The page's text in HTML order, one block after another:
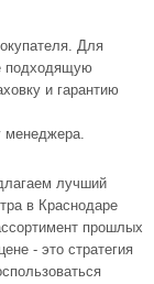
Для
подходящую
и гарантию
менеджера.
лучший
в Краснодаре
прошлых
- это стратегия